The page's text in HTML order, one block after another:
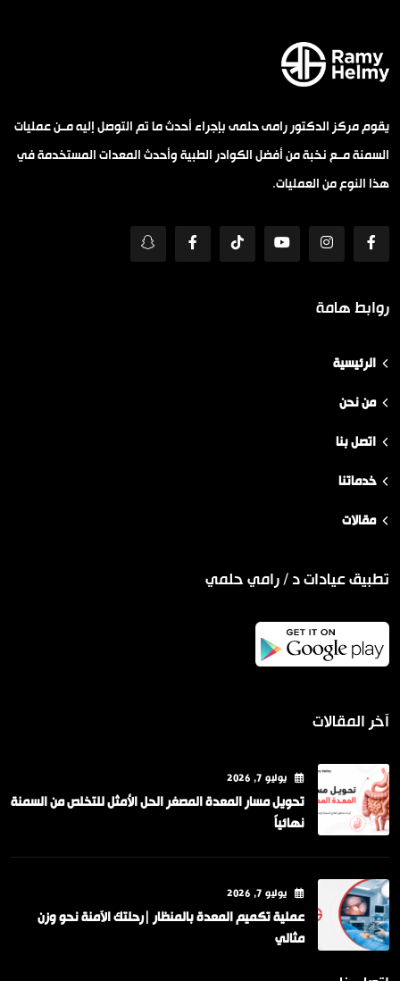
يقوم مركز الدكتور رامى حلمى بإجراء أحدث ما تم التوصل إليه مــن عمليات
السمنة مــع نخبة من أفضل الكوادر الطبية وأحدث المعدات المستخدمة في
هذا النوع من العمليات.
روابط هامة
الرئيسية
من نحن
اتصل بنا
خدماتنا
مقالات
تطبيق عيادات د / رامي حلمي
آخر المقالات
يوليو 7
, 2026
تحويل مسار المعدة المصغر الحل الأمثل للتخلص من السمنة
نهائياً
يوليو 7
, 2026
عملية تكميم المعدة بالمنظار |رحلتك الآمنة نحو وزن
مثالي